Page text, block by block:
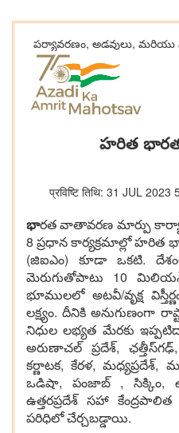
పర్యావరణం, అడవులు,
హరిత
प्रविष्टि तिथि: 31 JUL
భారత వాతావరణ మార్పు
8 ప్రధాన కార్యక్రమాల్లో హరిత
(జిఐఎం) కూడా ఒకటి.
మెరుగుతోపాటు 10
భూములలో అటవీ/వృక్ష
లక్ష్యం. దీనికి అనుగుణంగా
నిధుల లభ్యత మేరకు
అరుణాచల్ ప్రదేశ్,
కర్ణాటక, కేరళ,
ఒడిషా, పంజాబ్ , సిక్కిం,
ఉత్తరప్రదేశ్ సహా కేంద్రపాలిత
పరిధిలో చేర్చబడ్డాయి.